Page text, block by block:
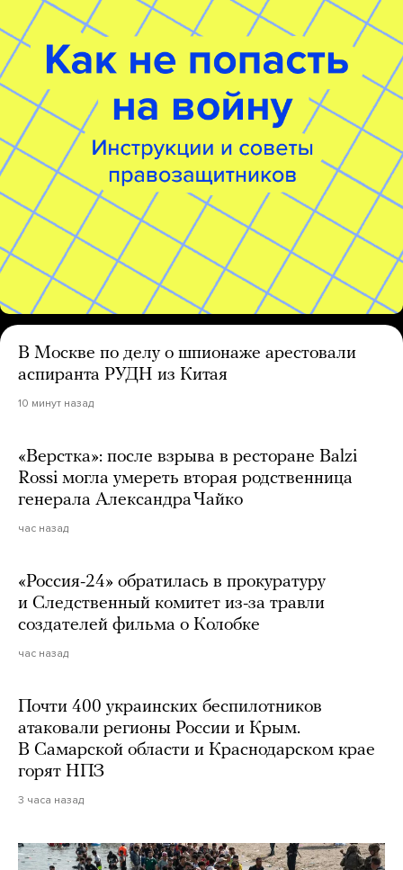
В Москве по делу о шпионаже арестовали
аспиранта РУДН из Китая
10 минут назад
«Верстка»: после взрыва в ресторане Balzi
Rossi могла умереть вторая родственница
генерала Александра Чайко
час назад
«Россия-24» обратилась в прокуратуру
и Следственный комитет из-за травли
создателей фильма о Колобке
час назад
Почти 400 украинских беспилотников
атаковали регионы России и Крым.
В Самарской области и Краснодарском крае
горят НПЗ
3 часа назад